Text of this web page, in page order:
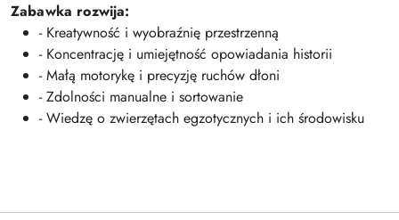
Zabawka rozwija:
- Kreatywność i wyobraźnię przestrzenną
- Koncentrację i umiejętność opowiadania historii
- Małą motorykę i precyzję ruchów dłoni
- Zdolności manualne i sortowanie
- Wiedzę o zwierzętach egzotycznych i ich środowisku